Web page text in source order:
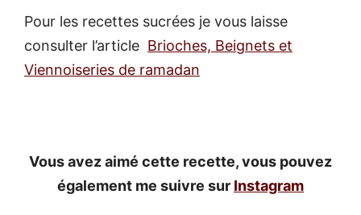
Pour les recettes sucrées je vous laisse
consulter l’article Brioches, Beignets et
Viennoiseries de ramadan
Vous avez aimé cette recette, vous pouvez
également me suivre sur Instagram